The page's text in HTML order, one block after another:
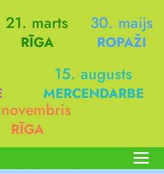
21. marts
RĪGA
30. maijs
ROPAŽI
15. augusts
MERCENDARBE
RĪGA